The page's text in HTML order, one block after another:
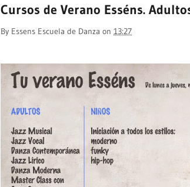
Cursos de Verano Esséns.
By Essens Escuela de Danza on 13:27